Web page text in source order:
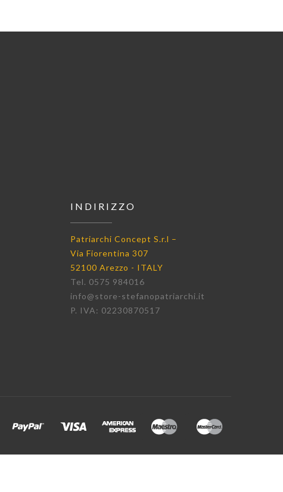
INDIRIZZO
Patriarchi Concept S.r.l –
Via Fiorentina 307
52100 Arezzo - ITALY
Tel. 0575 984016
info@store-stefanopatriarchi.it
P. IVA: 02230870517